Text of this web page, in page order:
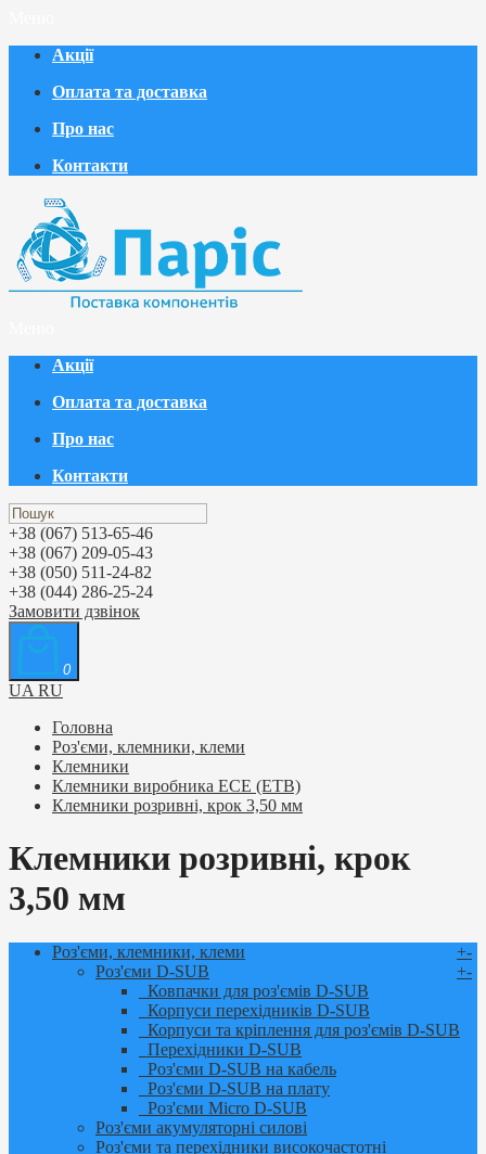
Акції
Оплата та доставка
Про нас
Контакти
Акції
Оплата та доставка
Про нас
Контакти
+38 (067) 513-65-46
+38 (067) 209-05-43
+38 (050) 511-24-82
+38 (044) 286-25-24
Замовити дзвінок
0
UA RU
Головна
Роз'єми, клемники, клеми
Клемники
Клемники виробника ЕСЕ (ETB)
Клемники розривні, крок 3,50 мм
Клемники розривні, крок
3,50 мм
Роз'єми, клемники, клеми +-
Роз'єми D-SUB
+-
Ковпачки для роз'ємів D-SUB
Корпуси перехідників D-SUB
Корпуси та кріплення для роз'ємів D-SUB
Перехідники D-SUB
Роз'єми D-SUB на кабель
Роз'єми D-SUB на плату
Роз'єми Micro D-SUB
Роз'єми акумуляторні силові
Роз'єми та перехідники високочастотні